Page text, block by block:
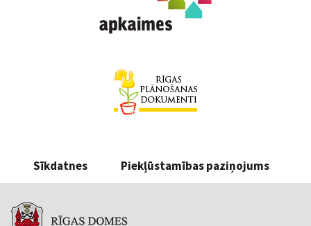
Sīkdatnes Piekļūstamības paziņojums